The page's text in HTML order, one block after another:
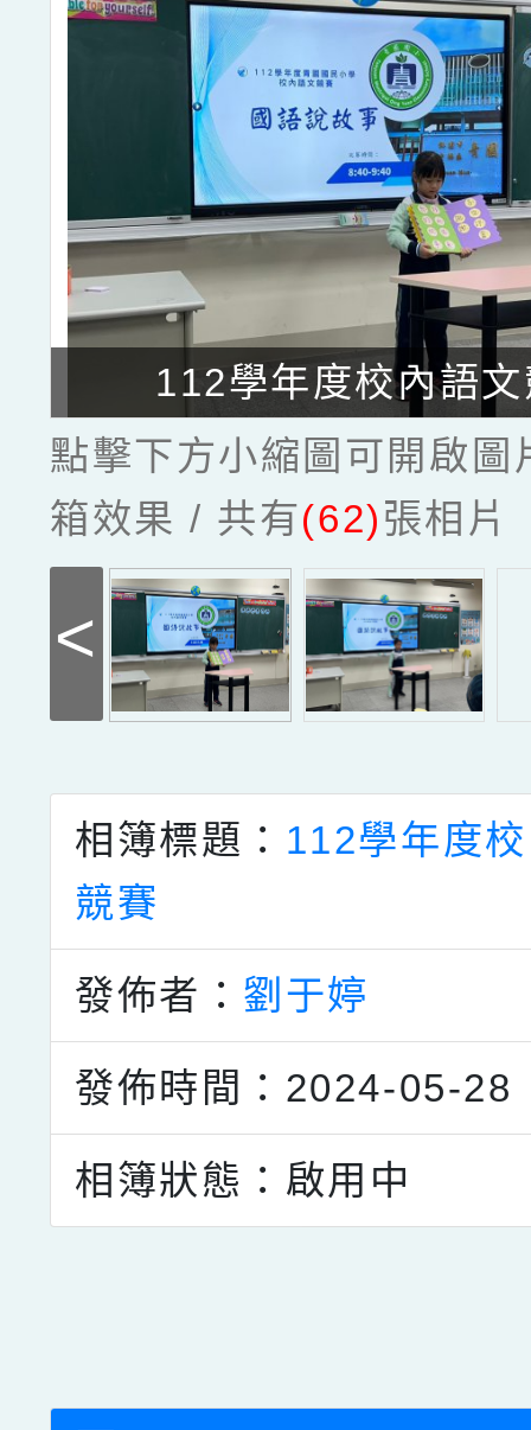
112學年度校內語
點擊下方小縮圖可開啟圖
箱效果 / 共有(62)張相片
<
相簿標題： 112學年度
競賽
發佈者： 劉于婷
發佈時間：2024-05-28
相簿狀態：啟用中